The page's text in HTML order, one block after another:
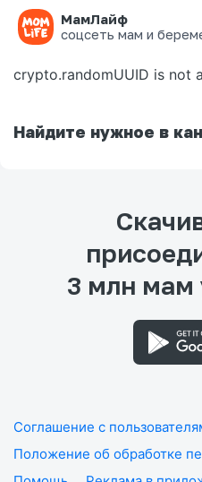
МамЛайф
соцсеть мам и
Ошибка на
crypto.randomUUID is not
Найдите нужное в
3 млн мам
Соглашение с
Положение об обработке